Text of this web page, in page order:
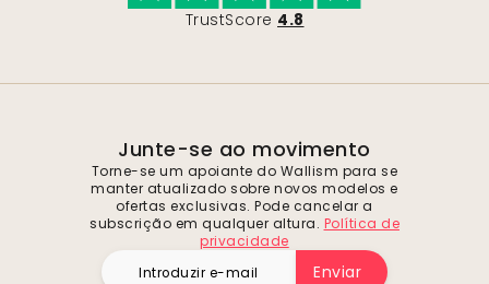
TrustScore 4.8
Junte-se ao movimento
Torne-se um apoiante do Wallism para se
manter atualizado sobre novos modelos e
ofertas exclusivas. Pode cancelar a
subscrição em qualquer altura. Política de
privacidade
Enviar